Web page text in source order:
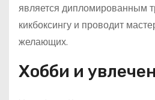
является дипломированным
кикбоксингу и проводит
желающих.
Хобби и